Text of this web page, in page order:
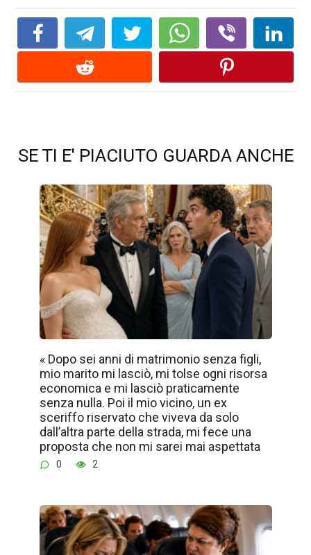
SE TI E' PIACIUTO GUARDA ANCHE
« Dopo sei anni di matrimonio senza figli,
mio marito mi lasciò, mi tolse ogni risorsa
economica e mi lasciò praticamente
senza nulla. Poi il mio vicino, un ex
sceriffo riservato che viveva da solo
dall’altra parte della strada, mi fece una
proposta che non mi sarei mai aspettata
0 2